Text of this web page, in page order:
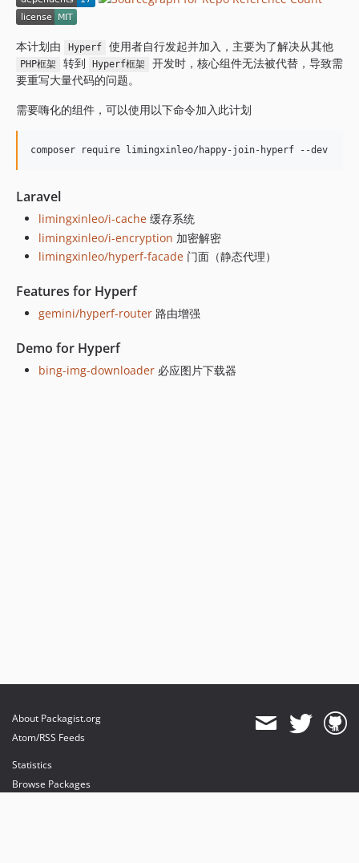
本计划由 Hyperf 使用者自行发起并加入，主要为了解决从其他
PHP框架 转到 Hyperf框架
开发时，核心组件无法被代替，导致需
要重写大量代码的问题。
需要嗨化的组件，可以使用以下命令加入此计划
composer require limingxinleo/happy-join-hyperf --dev
Laravel
limingxinleo/i-cache 缓存系统
limingxinleo/i-encryption 加密解密
limingxinleo/hyperf-facade 门面（静态代理）
Features for Hyperf
gemini/hyperf-router 路由增强
Demo for Hyperf
bing-img-downloader 必应图片下载器
About Packagist.org
Atom/RSS Feeds
Statistics
Browse Packages